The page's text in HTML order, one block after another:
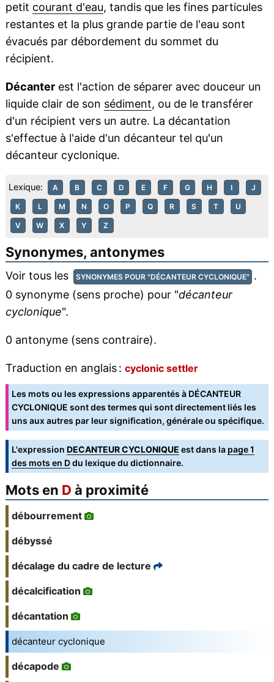
petit courant d'eau, tandis que les fines particules
restantes et la plus grande partie de l'eau sont
évacués par débordement du sommet du
récipient.
Décanterest l'action de séparer avec douceur un
liquide clair de son sédiment, ou de le transférer
d'un récipient vers un autre. La décantation
s'effectue à l'aide d'un décanteur tel qu'un
décanteur cyclonique.
Lexique: A B C D E F G H I J
K L M N O P Q R S T U
V W X Y Z
Synonymes, antonymes
Voir tous les SYNONYMES POUR "DÉCANTEUR CYCLONIQUE" .
0 synonyme (sens proche) pour "décanteur
cyclonique".
0 antonyme (sens contraire).
Traduction en anglais : cyclonic settler
Les mots ou les expressions apparentés à DÉCANTEUR
CYCLONIQUE sont des termes qui sont directement liés les
uns aux autres par leur signification, générale ou spécifique.
L'expression DECANTEUR CYCLONIQUE est dans la page 1
des mots en Ddu lexique du dictionnaire.
Mots en D à proximité
débourrement
débyssé
décalage du cadre de lecture
décalcification
décantation
décanteur cyclonique
décapode